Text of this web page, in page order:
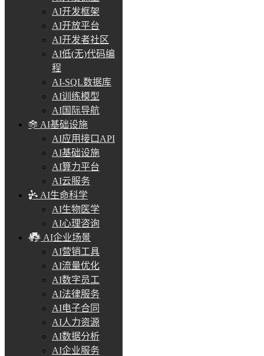
AI开发框架
AI开放平台
AI开发者社区
AI低(无)代码编
程
AI-SQL数据库
AI训练模型
AI国际导航
AI基础设施
AI应用接口API
AI基础设施
AI算力平台
AI云服务
AI生命科学
AI生物医学
AI心理咨询
AI企业场景
AI营销工具
AI流量优化
AI数字员工
AI法律服务
AI电子合同
AI人力资源
AI数据分析
AI企业服务